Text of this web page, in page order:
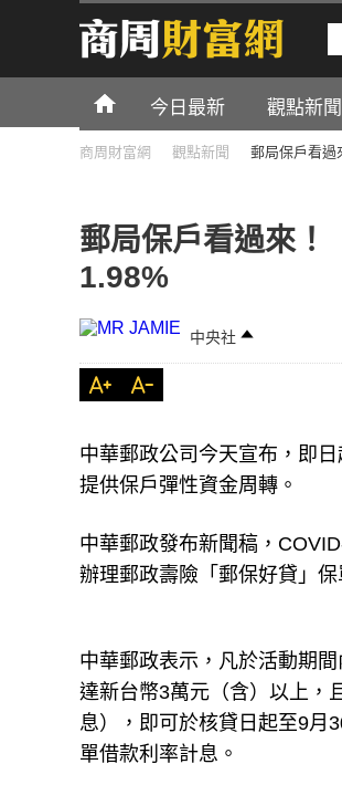
今日最新 觀點新聞
商周財富網 觀點新聞 郵局保戶看過
郵局保戶看過來！
1.98%
中央社
中華郵政公司今天宣布，即
提供保戶彈性資金周轉。
中華郵政發布新聞稿，
辦理郵政壽險「郵保好貸」
中華郵政表示，凡於活動期
達新台幣3萬元（含）以上，
息），即可於核貸日起至9月
單借款利率計息。